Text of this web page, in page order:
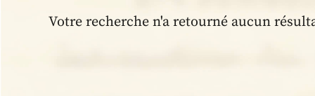
Votre recherche n'a retourné aucun